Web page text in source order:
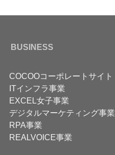
BUSINESS
COCOOコーポレートサイト
ITインフラ事業
EXCEL女子事業
デジタルマーケティング事業
RPA事業
REALVOICE事業